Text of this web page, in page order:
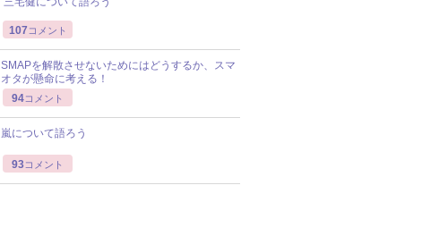
107 コメント
SMAPを解散させないためにはどうするか、スマ
オタが懸命に考える！
94コメント
嵐について語ろう
93コメント